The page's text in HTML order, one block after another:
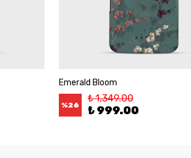
Emerald Bloom
%26
₺ 1,349.00
₺ 999.00